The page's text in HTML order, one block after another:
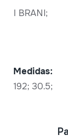
I BRANI;
Medidas:
192; 30.5;